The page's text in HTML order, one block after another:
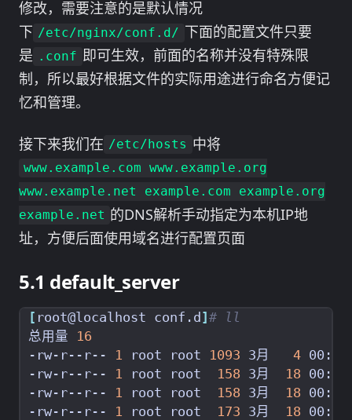
修改，需要注意的是默认情况
下 /etc/nginx/conf.d/ 下面的配置文件只要
是 .conf 即可生效，前面的名称并没有特殊限
制，所以最好根据文件的实际用途进行命名方便记
忆和管理。
接下来我们在 /etc/hosts 中将
www.example.com www.example.org
www.example.net example.com example.org
example.net 的DNS解析手动指定为本机IP地
址，方便后面使用域名进行配置页面
default_server
[ root@localhost conf.d ] # ll
总用量
16
-rw-r--r--
1 root root 1093 3月 4
-rw-r--r--
1 root root 158 3月
18
-rw-r--r--
1 root root 158 3月
18
-rw-r--r--
1 root root 173 3月
18